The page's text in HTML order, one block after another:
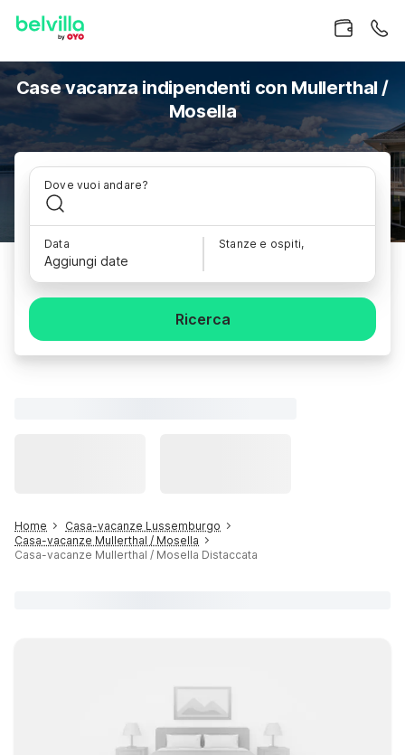
Case vacanza indipendenti con Mullerthal /
Mosella
Dove vuoi andare?
Data
Aggiungi date
Stanze e ospiti,
Ricerca
Home
Casa-vacanze Lussemburgo
Casa-vacanze Mullerthal / Mosella
Casa-vacanze Mullerthal / Mosella Distaccata